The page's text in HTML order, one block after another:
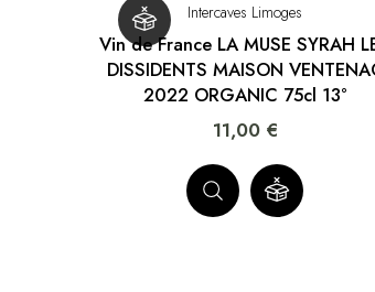
Intercaves Limoges
Vin de France LA MUSE SYRAH
DISSIDENTS MAISON
2022 ORGANIC 75cl 13°
11,00 €